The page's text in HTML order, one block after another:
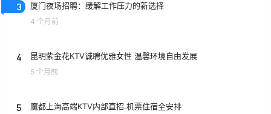
3 厦门夜场招聘：缓解工作压力的新选择
4 个月前
4 昆明紫金花KTV诚聘优雅女性 温馨环境自由发展
5 个月前
5 魔都上海高端KTV内部直招.机票住宿全安排